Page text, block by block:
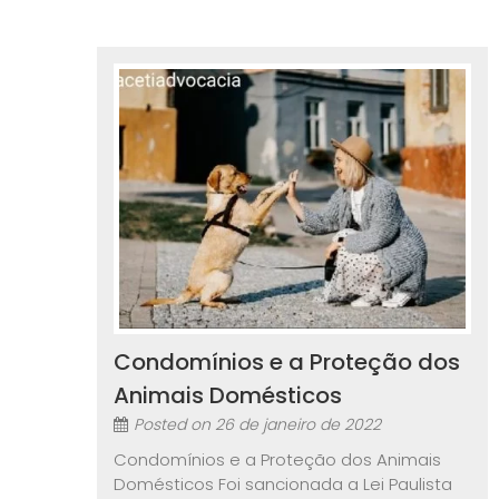
Condomínios e a Proteção dos
Animais Domésticos
Posted on 26 de janeiro de 2022
Condomínios e a Proteção dos Animais
Domésticos Foi sancionada a Lei Paulista